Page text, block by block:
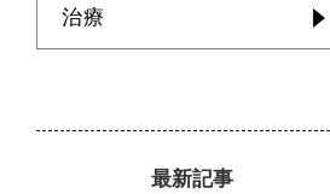
治療
最新記事